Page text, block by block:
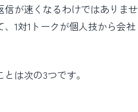
が速くなるわけではありませ
1対1トークが個人技から会社
は次の3つです。